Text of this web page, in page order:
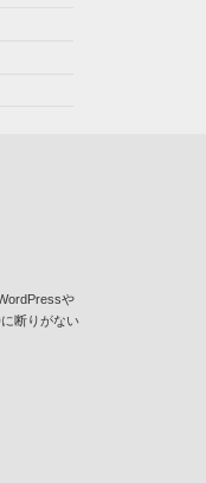
や
断りがない